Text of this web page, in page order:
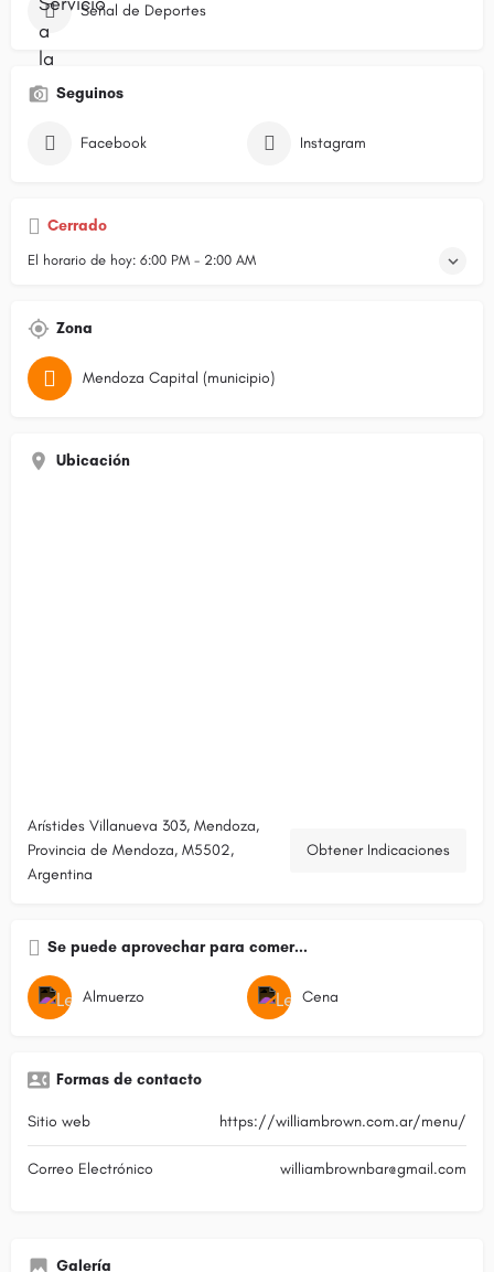
Señal de Deportes
Seguinos
Facebook Instagram
Cerrado
El horario de hoy: 6:00 PM - 2:00 AM
Zona
Mendoza Capital (municipio)
Ubicación
Arístides Villanueva 303, Mendoza,
Provincia de Mendoza, M5502,
Argentina
Obtener Indicaciones
Se puede aprovechar para comer...
Almuerzo Cena
Formas de contacto
Sitio web https://williambrown.com.ar/menu/
Correo Electrónico williambrownbar@gmail.com
Galería